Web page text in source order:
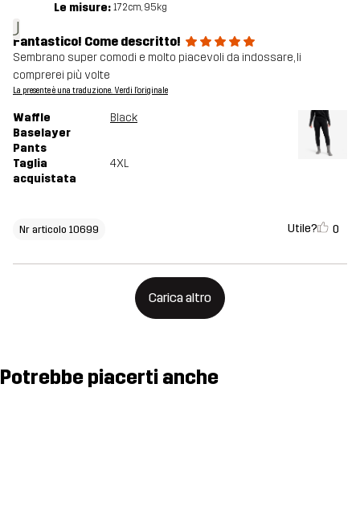
J
Le misure: 172cm, 95kg
Fantastico! Come descritto!
Sembrano super comodi e molto piacevoli da indossare, li
comprerei più volte
La presente è una traduzione. Verdi l'originale
Waffle
Baselayer
Pants
Black
Taglia
acquistata
4XL
Nr articolo 10699 Utile? 0
Carica altro
Potrebbe piacerti anche